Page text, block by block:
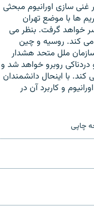
سازی اورانیوم مبحثی
ها با موضع تهران
خواهد گرفت. بنظر می
می کند. روسیه و چین
سازمان ملل متحد هشدار
دردناکی روبرو خواهد شد و
کند. با اینحال دانشمندان
و کاربرد آن در
چاپی